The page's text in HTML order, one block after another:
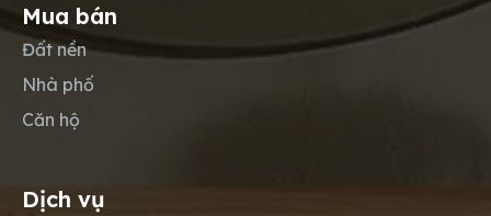
Mua bán
Đất nền
Nhà phố
Căn hộ
Dịch vụ